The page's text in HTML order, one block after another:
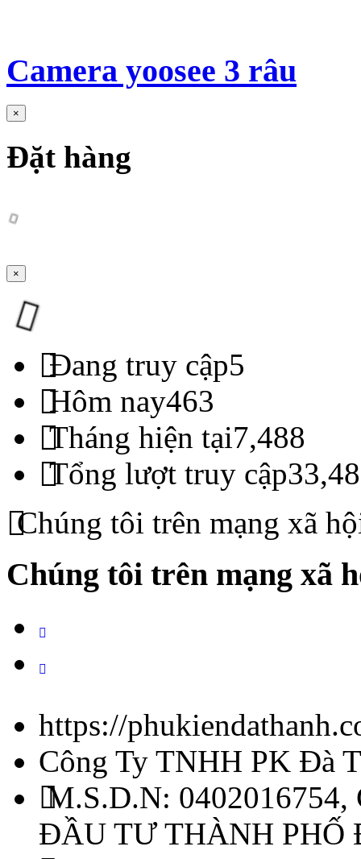
Camera yoosee 3 râu
×
Đặt hàng
×
Đang truy cập5
Hôm nay463
Tháng hiện tại7,488
Tổng lượt truy cập
Chúng tôi trên mạng xã
Chúng tôi trên mạng xã
https://
Công Ty TNHH PK Đà
M.S.D.N:
ĐẦU TƯ THÀNH PHỐ